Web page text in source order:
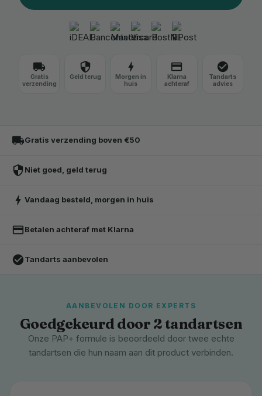
local_shipping
Gratis
verzending
security
Geld terug
bolt
Morgen in
huis
credit_card
Klarna
achteraf
check_circle
Tandarts
advies
local_shippingGratis verzending boven €50
securityNiet goed, geld terug
bolt Vandaag besteld, morgen in huis
credit_cardBetalen achteraf met Klarna
check_circleTandarts aanbevolen
AANBEVOLEN DOOR EXPERTS
Goedgekeurd door 2 tandartsen
Onze PAP+ formule is beoordeeld door twee echte
tandartsen die hun naam aan dit product verbinden.